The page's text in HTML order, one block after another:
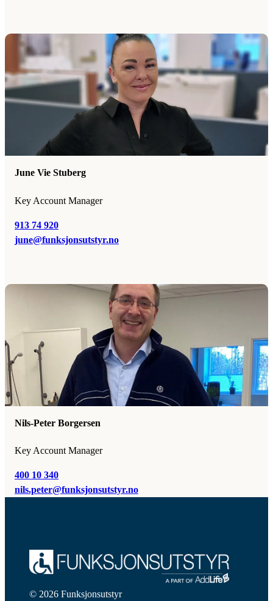
June Vie Stuberg
Key Account Manager
913 74 920
june@funksjonsutstyr.no
Nils-Peter Borgersen
Key Account Manager
400 10 340
nils.peter@funksjonsutstyr.no
© 2026 Funksjonsutstyr